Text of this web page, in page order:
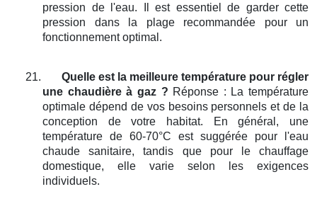
pression de l'eau. Il est essentiel de garder cette
pression dans la plage recommandée pour un
fonctionnement optimal.
21.
Quelle est la meilleure température pour régler
une chaudière à gaz ? Réponse : La température
optimale dépend de vos besoins personnels et de la
conception de votre habitat. En général, une
température de 60-70°C est suggérée pour l'eau
chaude sanitaire, tandis que pour le chauffage
domestique, elle varie selon les exigences
individuels.